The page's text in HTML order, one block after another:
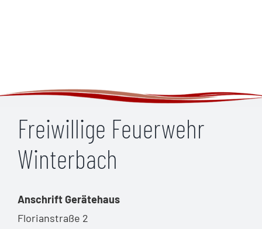
Freiwillige Feuerwehr
Winterbach
Anschrift Gerätehaus
Florianstraße 2